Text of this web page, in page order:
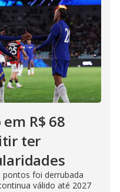
R$ 68
ter
pontos foi derrubada
válido até 2027